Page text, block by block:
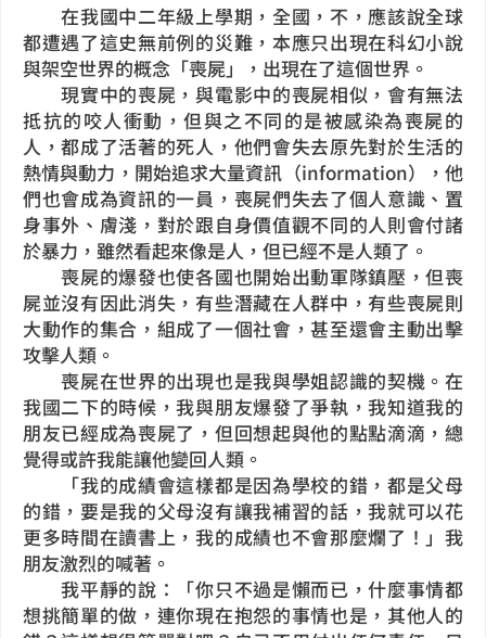
在我國中二年級上學期，全國，不，應該說全球
都遭遇了這史無前例的災難，本應只出現在科幻小說
與架空世界的概念「喪屍」，出現在了這個世界。
現實中的喪屍，與電影中的喪屍相似，會有無法
抵抗的咬人衝動，但與之不同的是被感染為喪屍的
人，都成了活著的死人，他們會失去原先對於生活的
熱情與動力，開始追求大量資訊（information），他
們也會成為資訊的一員，喪屍們失去了個人意識、置
身事外、膚淺，對於跟自身價值觀不同的人則會付諸
於暴力，雖然看起來像是人，但已經不是人類了。
喪屍的爆發也使各國也開始出動軍隊鎮壓，但喪
屍並沒有因此消失，有些潛藏在人群中，有些喪屍則
大動作的集合，組成了一個社會，甚至還會主動出擊
攻擊人類。
喪屍在世界的出現也是我與學姐認識的契機。在
我國二下的時候，我與朋友爆發了爭執，我知道我的
朋友已經成為喪屍了，但回想起與他的點點滴滴，總
覺得或許我能讓他變回人類。
「我的成績會這樣都是因為學校的錯，都是父母
的錯，要是我的父母沒有讓我補習的話，我就可以花
更多時間在讀書上，我的成績也不會那麼爛了！」我
朋友激烈的喊著。
我平靜的說：「你只不過是懶而已，什麼事情都
想挑簡單的做，連你現在抱怨的事情也是，其他人的